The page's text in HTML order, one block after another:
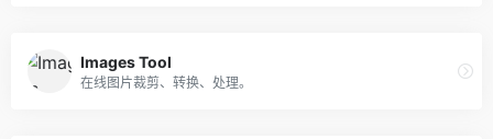
Images Tool
在线图片裁剪、转换、处理。